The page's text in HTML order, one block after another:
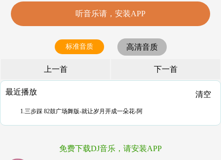
听音乐请，安装APP
标准音质 高清音质
上一首 下一首
最近播放 清空
1.三步踩 82鼓广场舞版-就让岁月开成一朵花-阿
免费下载DJ音乐，请安装APP